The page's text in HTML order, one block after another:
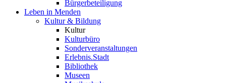
Bürgerbeteiligung
Leben in Menden
Kultur & Bildung
Kultur
Kulturbüro
Sonderveranstaltungen
Erlebnis.Stadt
Bibliothek
Museen